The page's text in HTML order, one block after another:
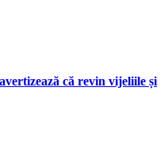
că revin vijeliile și